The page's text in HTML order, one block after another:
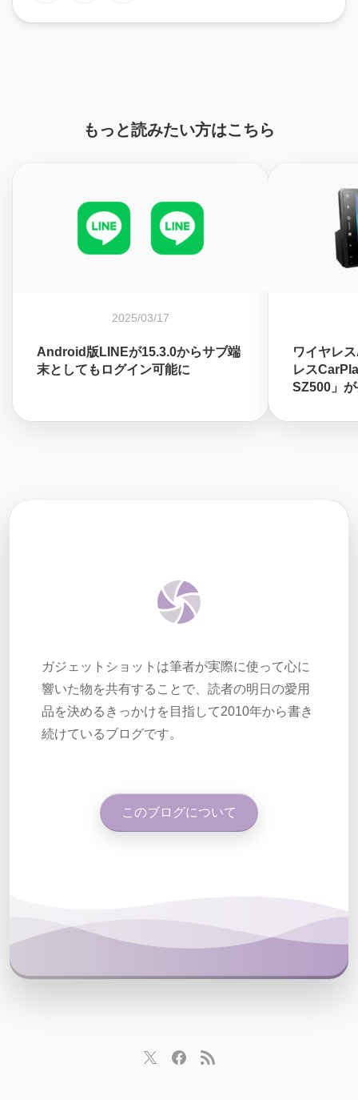
もっと読みたい方はこちら
2025/03/17
Android版LINEが15.3.0からサブ端
末としてもログイン可能に
ワイヤレ
レス
SZ500」
ガジェットショットは筆者が実際に使って心に
響いた物を共有することで、読者の明日の愛用
品を決めるきっかけを目指して2010年から書き
続けているブログです。
このブログについて